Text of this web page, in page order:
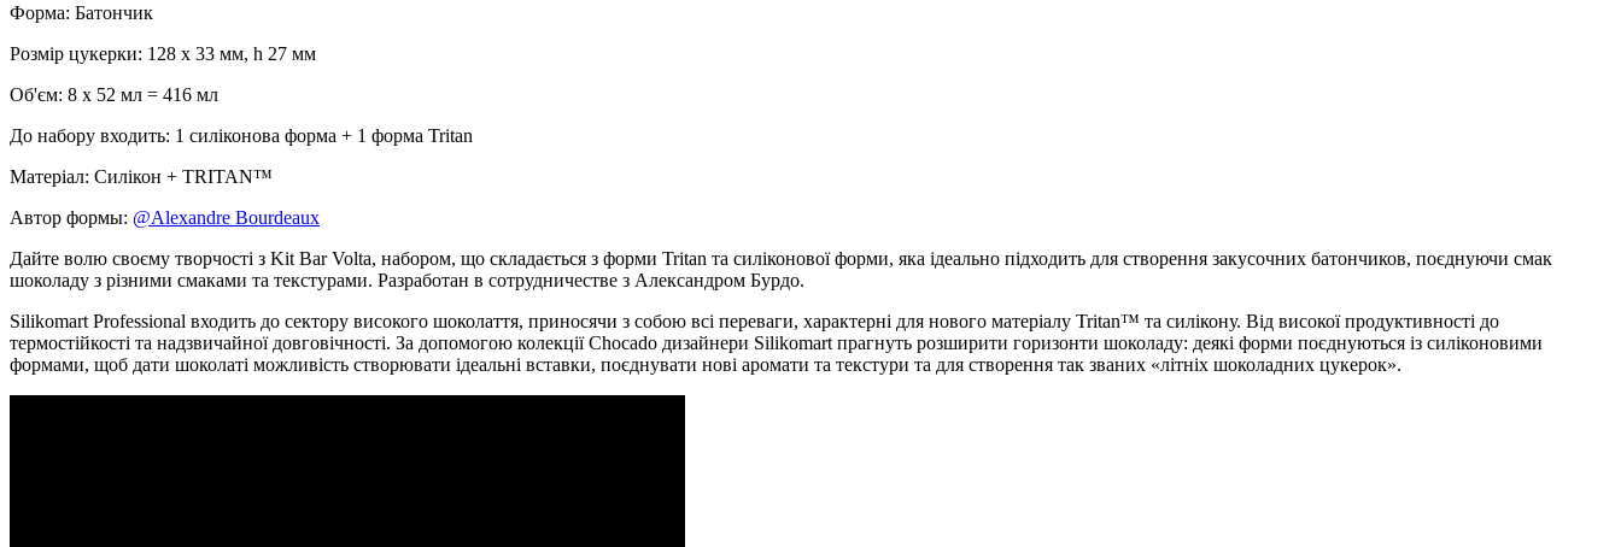
Форма: Батончик
Розмір цукерки: 128 x 33 мм, h 27 мм
Об'єм: 8 х 52 мл = 416 мл
До набору входить: 1 силіконова форма + 1 форма Tritan
Матеріал: Силікон + TRITAN™
Автор формы: @Alexandre Bourdeaux
Дайте волю своєму творчості з Kit Bar Volta, набором, що складається з форми Tritan та силіконової форми, яка ідеально підходить для створення закусочних батончиков, поєднуючи смак
шоколаду з різними смаками та текстурами. Разработан в сотрудничестве з Александром Бурдо.
Silikomart Professional входить до сектору високого шоколаття, приносячи з собою всі переваги, характерні для нового матеріалу Tritan™ та силікону. Від високої продуктивності до
термостійкості та надзвичайної довговічності. За допомогою колекції Chocado дизайнери Silikomart прагнуть розширити горизонти шоколаду: деякі форми поєднуються із силіконовими
формами, щоб дати шоколаті можливість створювати ідеальні вставки, поєднувати нові аромати та текстури та для створення так званих «літніх шоколадних цукерок».